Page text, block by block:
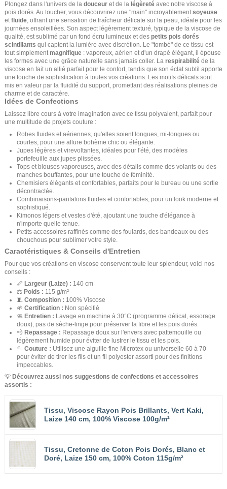
Plongez dans l'univers de la douceur et de la légèreté avec notre viscose à
pois dorés. Au toucher, vous découvrirez une "main" incroyablementsoyeuse
etfluide, offrant une sensation de fraîcheur délicate sur la peau, idéale pour les
journées ensoleillées. Son aspect légèrement texturé, typique de la viscose de
qualité, est sublimé par un fond écru lumineux et des petits pois dorés
scintillants qui captent la lumière avec discrétion. Le "tombé" de ce tissu est
tout simplementmagnifique : vaporeux, aérien et d'un drapé élégant, il épouse
les formes avec une grâce naturelle sans jamais coller. La respirabilité de la
viscose en fait un allié parfait pour le confort, tandis que son éclat subtil apporte
une touche de sophistication à toutes vos créations. Les motifs délicats sont
mis en valeur par la fluidité du support, promettant des réalisations pleines de
charme et de caractère.
Idées de Confections
Laissez libre cours à votre imagination avec ce tissu polyvalent, parfait pour
une multitude de projets couture :
Robes fluides et aériennes, qu'elles soient longues, mi-longues ou
courtes, pour une allure bohème chic ou élégante.
Jupes légères et virevoltantes, idéales pour l'été, des modèles
portefeuille aux jupes plissées.
Tops et blouses vaporeuses, avec des détails comme des volants ou des
manches bouffantes, pour une touche de féminité.
Chemisiers élégants et confortables, parfaits pour le bureau ou une sortie
décontractée.
Combinaisons-pantalons fluides et confortables, pour un look moderne et
sophistiqué.
Kimonos légers et vestes d'été, ajoutant une touche d'élégance à
n'importe quelle tenue.
Petits accessoires raffinés comme des foulards, des bandeaux ou des
chouchous pour sublimer votre style.
Caractéristiques & Conseils d'Entretien
Pour que vos créations en viscose conservent toute leur splendeur, voici nos
conseils :
📏 Largeur (Laize) : 140 cm
⚖️ Poids : 115 g/m²
🧵 Composition : 100% Viscose
🌱 Certification : Non spécifié
🧼 Entretien : Lavage en machine à 30°C (programme délicat, essorage
doux), pas de sèche-linge pour préserver la fibre et les pois dorés.
💨 Repassage : Repassage doux sur l'envers avec pattemouille ou
légèrement humide pour éviter de lustrer le tissu et les pois.
🪡 Couture : Utilisez une aiguille fine Microtex ou universelle 60 à 70
pour éviter de tirer les fils et un fil polyester assorti pour des finitions
impeccables.
💡 Découvrez aussi nos suggestions de confections et accessoires
assortis :
Tissu, Viscose Rayon Pois Brillants, Vert Kaki,
Laize 140 cm, 100% Viscose 100g/m²
Tissu, Cretonne de Coton Pois Dorés, Blanc et
Doré, Laize 150 cm, 100% Coton 115g/m²